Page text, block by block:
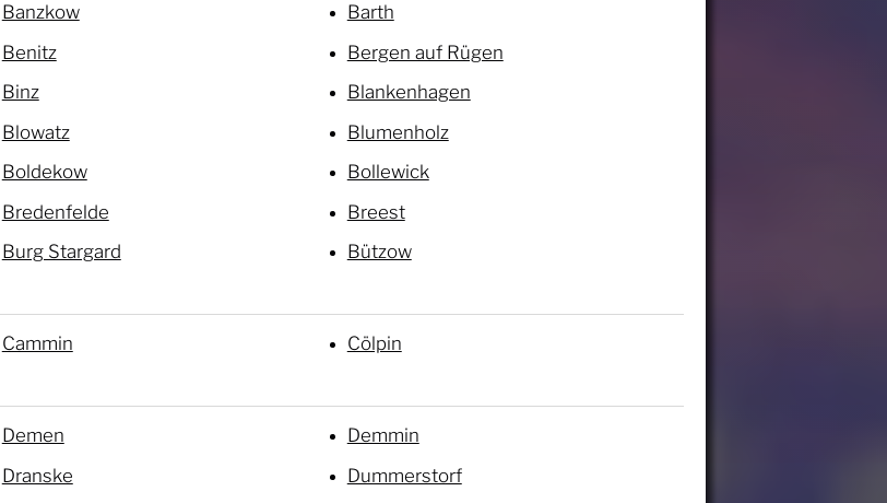
Banzkow
Barth
Benitz
Bergen auf Rügen
Binz
Blankenhagen
Blowatz
Blumenholz
Boldekow
Bollewick
Bredenfelde
Breest
Burg Stargard Bützow
Cammin Cölpin
Demen
Demmin
Dranske
Dummerstorf